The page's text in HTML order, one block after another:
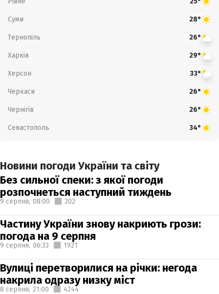
Суми 28°
Тернопіль 26°
Харків 29°
Херсон 33°
Черкаси 26°
Чернігів 26°
Севастополь 34°
Новини погоди України та світу
Без сильної спеки: з якої погоди
розпочнеться наступний тиждень
9 серпня, 08:00 202
Частину України знову накриють грози:
погода на 9 серпня
9 серпня, 06:33 1921
Вулиці перетворилися на річки: негода
накрила одразу низку міст
8 серпня, 21:00 4244